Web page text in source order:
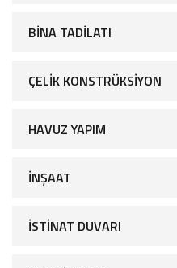
BINA TADILATI
ÇELIK KONSTRÜKSIYON
HAVUZ YAPIM
İNŞAAT
İSTINAT DUVARI